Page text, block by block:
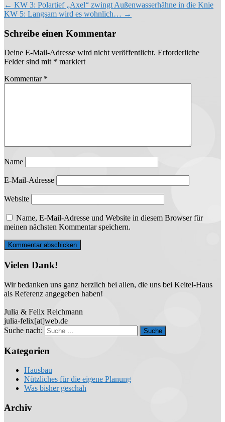
← KW 3: Polartief „Axel“ zwingt Außenwasserhähne in die Knie
KW 5: Langsam wird es wohnlich… →
Schreibe einen Kommentar
Deine E-Mail-Adresse wird nicht veröffentlicht. Erforderliche
Felder sind mit * markiert
Kommentar *
Name
E-Mail-Adresse
Website
Name, E-Mail-Adresse und Website in diesem Browser für
meinen nächsten Kommentar speichern.
Vielen Dank!
Wir bedanken uns ganz herzlich bei allen, die uns bei Keitel-Haus
als Referenz angegeben haben!
Julia & Felix Reichmann
julia-felix[at]web.de
Suche nach:
Kategorien
Hausbau
Nützliches für die eigene Planung
Was bisher geschah
Archiv